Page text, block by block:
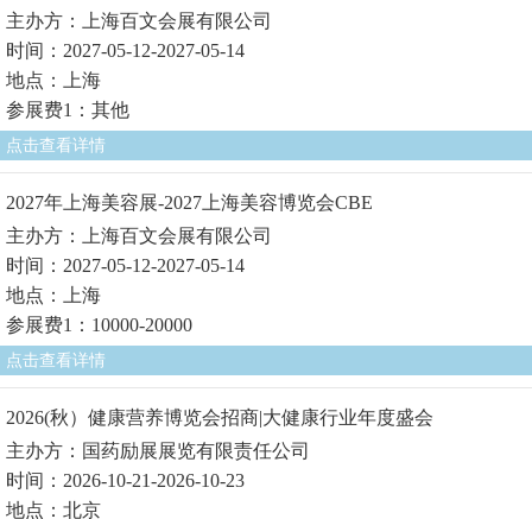
主办方：上海百文会展有限公司
时间：2027-05-12-2027-05-14
地点：上海
参展费1：其他
点击查看详情
2027年上海美容展-2027上海美容博览会CBE
主办方：上海百文会展有限公司
时间：2027-05-12-2027-05-14
地点：上海
参展费1：10000-20000
点击查看详情
2026(秋）健康营养博览会招商|大健康行业年度盛会
主办方：国药励展展览有限责任公司
时间：2026-10-21-2026-10-23
地点：北京